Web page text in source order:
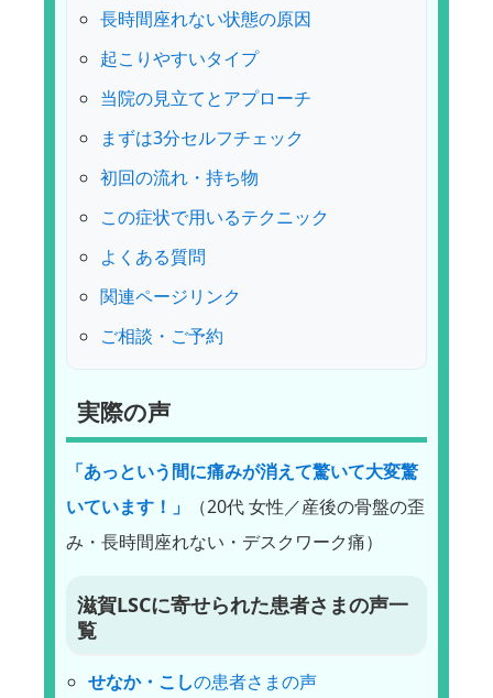
長時間座れない状態の原因
起こりやすいタイプ
当院の見立てとアプローチ
まずは3分セルフチェック
初回の流れ・持ち物
この症状で用いるテクニック
よくある質問
関連ページリンク
ご相談・ご予約
実際の声
「あっという間に痛みが消えて驚いて大変驚
いています！」
（20代 女性／産後の骨盤の歪
み・長時間座れない・デスクワーク痛）
滋賀LSCに寄せられた患者さまの声一
覧
せなか・こしの患者さまの声